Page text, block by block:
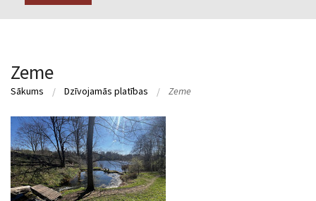
Zeme
Sākums Dzīvojamās platības Zeme